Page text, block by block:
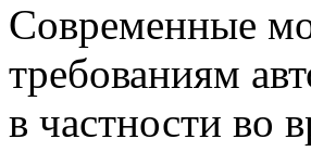
Современные
требованиям
в частности во